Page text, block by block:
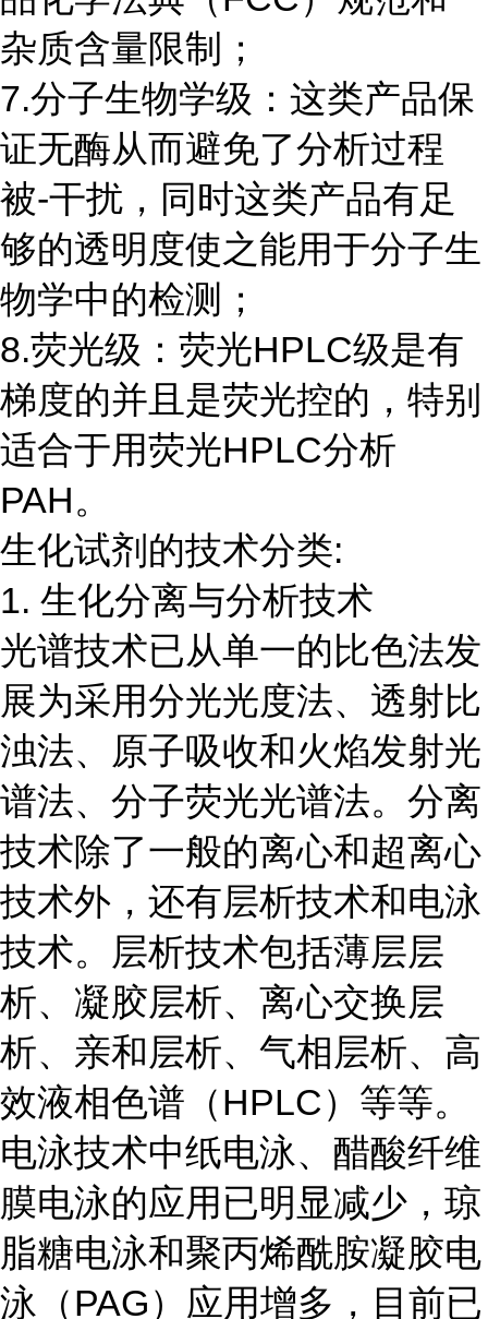
杂质含量限制；
7.分子生物学级：这类产品保
证无酶从而避免了分析过程
被-干扰，同时这类产品有足
够的透明度使之能用于分子生
物学中的检测；
8.荧光级：荧光HPLC级是有
梯度的并且是荧光控的，特别
适合于用荧光HPLC分析
PAH。
生化试剂的技术分类:
1. 生化分离与分析技术
光谱技术已从单一的比色法发
展为采用分光光度法、透射比
浊法、原子吸收和火焰发射光
谱法、分子荧光光谱法。分离
技术除了一般的离心和超离心
技术外，还有层析技术和电泳
技术。层析技术包括薄层层
析、凝胶层析、离心交换层
析、亲和层析、气相层析、高
效液相色谱（HPLC）等等。
电泳技术中纸电泳、醋酸纤维
膜电泳的应用已明显减少，琼
脂糖电泳和聚丙烯酰胺凝胶电
泳（PAG）应用增多，目前已